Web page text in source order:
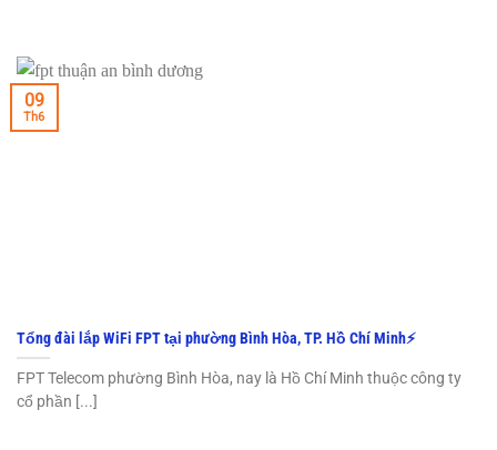
Tổng đài lắp WiFi FPT tại phường Bình Hòa, TP. Hồ Chí Minh⚡️
FPT Telecom phường Bình Hòa, nay là Hồ Chí Minh thuộc công ty
cổ phần [...]
09
Th6